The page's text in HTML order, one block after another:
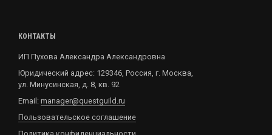
КОНТАКТЫ
ИП Пухова Александра Александровна
Юридический адрес: 129346, Россия, г. Москва,
ул. Минусинская, д. 8, кв. 92
Email: manager@questguild.ru
Пользовательское соглашение